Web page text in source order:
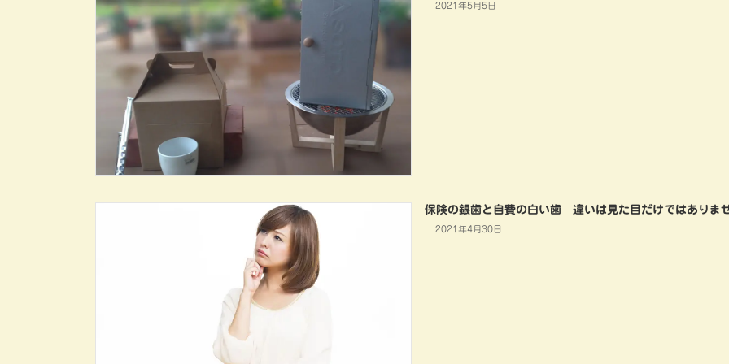
2021年5月5日
保険の銀歯と自費の白い歯 違いは見た目だけではありま
2021年4月30日